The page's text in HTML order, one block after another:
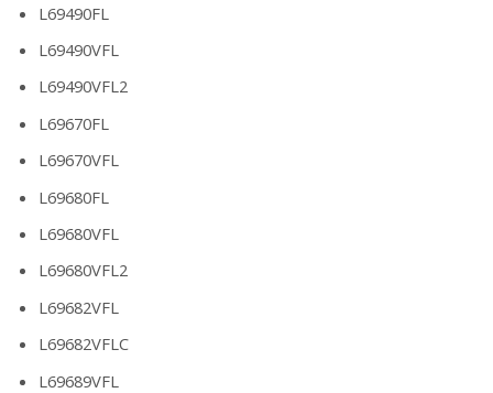
L69490FL
L69490VFL
L69490VFL2
L69670FL
L69670VFL
L69680FL
L69680VFL
L69680VFL2
L69682VFL
L69682VFLC
L69689VFL